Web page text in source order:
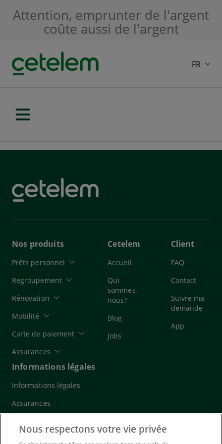
Attention, emprunter de l'argent
coûte aussi de l'argent
FR
Nos produits
Prêts personnel
Regroupement
Rénovation
Mobilité
Carte de paiement
Assurances
Cetelem
Accueil
Qui
sommes-
nous?
Blog
Jobs
Client
FAQ
Contact
Suivre ma
demande
App
Informations légales
Informations légales
Assurances
Nous respectons votre vie privée